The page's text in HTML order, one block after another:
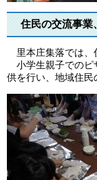
住民の交流事業
里本庄集落では、
小学生親子でのピ
供を行い、地域住民